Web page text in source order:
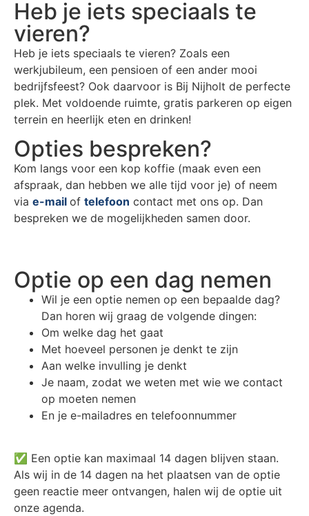
Heb je iets speciaals te
vieren?
Heb je iets speciaals te vieren? Zoals een
werkjubileum, een pensioen of een ander mooi
bedrijfsfeest? Ook daarvoor is Bij Nijholt de perfecte
plek. Met voldoende ruimte, gratis parkeren op eigen
terrein en heerlijk eten en drinken!
Opties bespreken?
Kom langs voor een kop koffie (maak even een
afspraak, dan hebben we alle tijd voor je) of neem
via e-mail of telefoon contact met ons op. Dan
bespreken we de mogelijkheden samen door.
Optie op een dag nemen
Wil je een optie nemen op een bepaalde dag?
Dan horen wij graag de volgende dingen:
Om welke dag het gaat
Met hoeveel personen je denkt te zijn
Aan welke invulling je denkt
Je naam, zodat we weten met wie we contact
op moeten nemen
En je e-mailadres en telefoonnummer
✅ Een optie kan maximaal 14 dagen blijven staan.
Als wij in de 14 dagen na het plaatsen van de optie
geen reactie meer ontvangen, halen wij de optie uit
onze agenda.